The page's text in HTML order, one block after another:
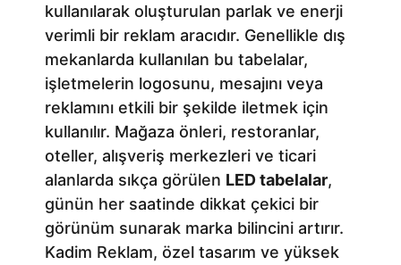
kullanılarak oluşturulan parlak ve enerji
verimli bir reklam aracıdır. Genellikle dış
mekanlarda kullanılan bu tabelalar,
işletmelerin logosunu, mesajını veya
reklamını etkili bir şekilde iletmek için
kullanılır. Mağaza önleri, restoranlar,
oteller, alışveriş merkezleri ve ticari
alanlarda sıkça görülen LED tabelalar,
günün her saatinde dikkat çekici bir
görünüm sunarak marka bilincini artırır.
Kadim Reklam, özel tasarım ve yüksek